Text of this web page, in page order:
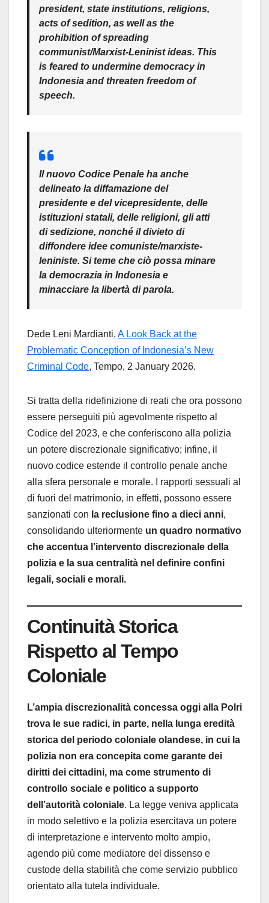
president, state institutions, religions,
acts of sedition, as well as the
prohibition of spreading
communist/Marxist-Leninist ideas. This
is feared to undermine democracy in
Indonesia and threaten freedom of
speech.
Il nuovo Codice Penale ha anche
delineato la diffamazione del
presidente e del vicepresidente, delle
istituzioni statali, delle religioni, gli atti
di sedizione, nonché il divieto di
diffondere idee comuniste/marxiste-
leniniste. Si teme che ciò possa minare
la democrazia in Indonesia e
minacciare la libertà di parola.
Dede Leni Mardianti, A Look Back at the
Problematic Conception of Indonesia’s New
Criminal Code, Tempo, 2 January 2026.
Si tratta della ridefinizione di reati che ora possono
essere perseguiti più agevolmente rispetto al
Codice del 2023, e che conferiscono alla polizia
un potere discrezionale significativo; infine, il
nuovo codice estende il controllo penale anche
alla sfera personale e morale. I rapporti sessuali al
di fuori del matrimonio, in effetti, possono essere
sanzionati con la reclusione fino a dieci anni,
consolidando ulteriormente un quadro normativo
che accentua l’intervento discrezionale della
polizia e la sua centralità nel definire confini
legali, sociali e morali.
Continuità Storica
Rispetto al Tempo
Coloniale
L’ampia discrezionalità concessa oggi alla Polri
trova le sue radici, in parte, nella lunga eredità
storica del periodo coloniale olandese, in cui la
polizia non era concepita come garante dei
diritti dei cittadini, ma come strumento di
controllo sociale e politico a supporto
dell’autorità coloniale. La legge veniva applicata
in modo selettivo e la polizia esercitava un potere
di interpretazione e intervento molto ampio,
agendo più come mediatore del dissenso e
custode della stabilità che come servizio pubblico
orientato alla tutela individuale.